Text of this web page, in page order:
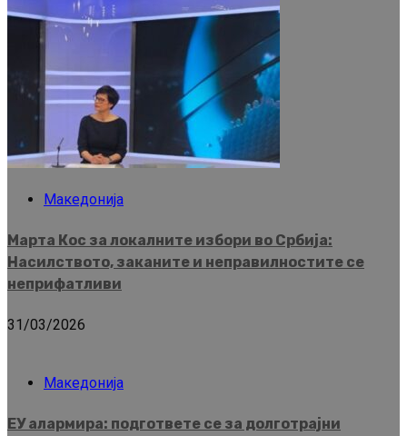
Македонија
Марта Кос за локалните избори во Србија:
Насилството, заканите и неправилностите се
неприфатливи
31/03/2026
Македонија
ЕУ алармира: подгответе се за долготрајни